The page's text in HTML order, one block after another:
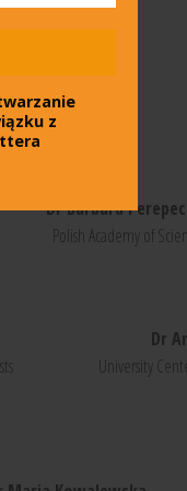
Dr Barbara
Polish Academy of
Dr
University
z